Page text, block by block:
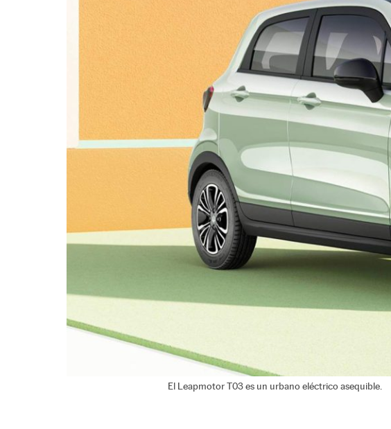
El Leapmotor T03 es un urbano eléctrico asequible.